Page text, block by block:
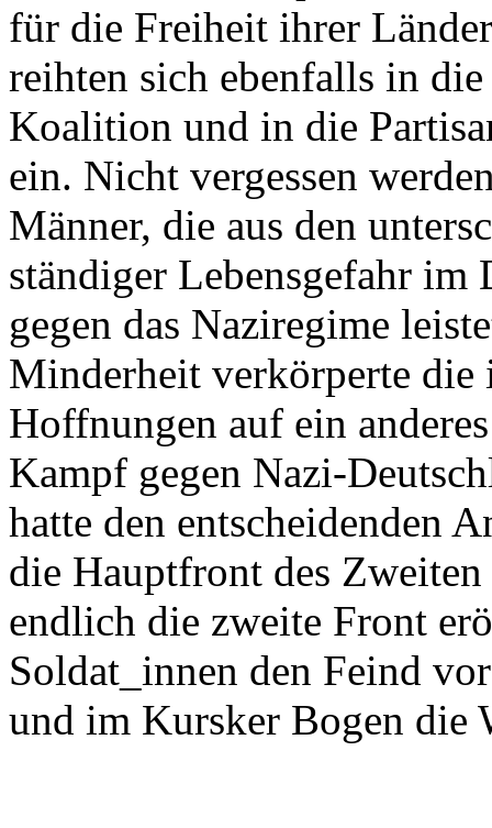
für die Freiheit ihrer
reihten sich ebenfalls in
Koalition und in die
ein. Nicht vergessen
Männer, die aus den
ständiger Lebensgefahr im
gegen das Naziregime
Minderheit verkörperte die
Hoffnungen auf ein
Kampf gegen Nazi-
hatte den entscheidenden
die Hauptfront des
endlich die zweite Front
Soldat_innen den Feind
und im Kursker Bogen die